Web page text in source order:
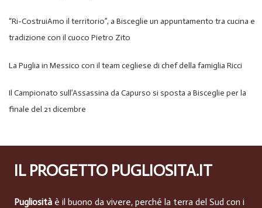
“Ri-CostruiAmo il territorio”, a Bisceglie un appuntamento tra cucina e
tradizione con il cuoco Pietro Zito
La Puglia in Messico con il team cegliese di chef della famiglia Ricci
Il Campionato sull’Assassina da Capurso si sposta a Bisceglie per la
finale del 21 dicembre
IL PROGETTO PUGLIOSITA.IT
Pugliosità è il buono da vivere, perché la terra del Sud con i